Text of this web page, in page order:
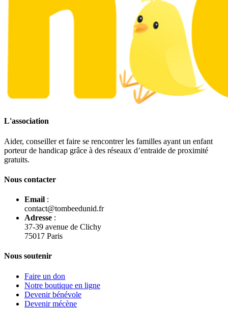
L'association
Aider, conseiller et faire se rencontrer les familles ayant un enfant
porteur de handicap grâce à des réseaux d’entraide de proximité
gratuits.
Nous contacter
Email :
contact@tombeedunid.fr
Adresse :
37-39 avenue de Clichy
75017 Paris
Nous soutenir
Faire un don
Notre boutique en ligne
Devenir bénévole
Devenir mécène